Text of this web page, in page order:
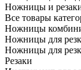
Ножницы и
Все товары
Ножницы
Ножницы для
Ножницы для
Резаки